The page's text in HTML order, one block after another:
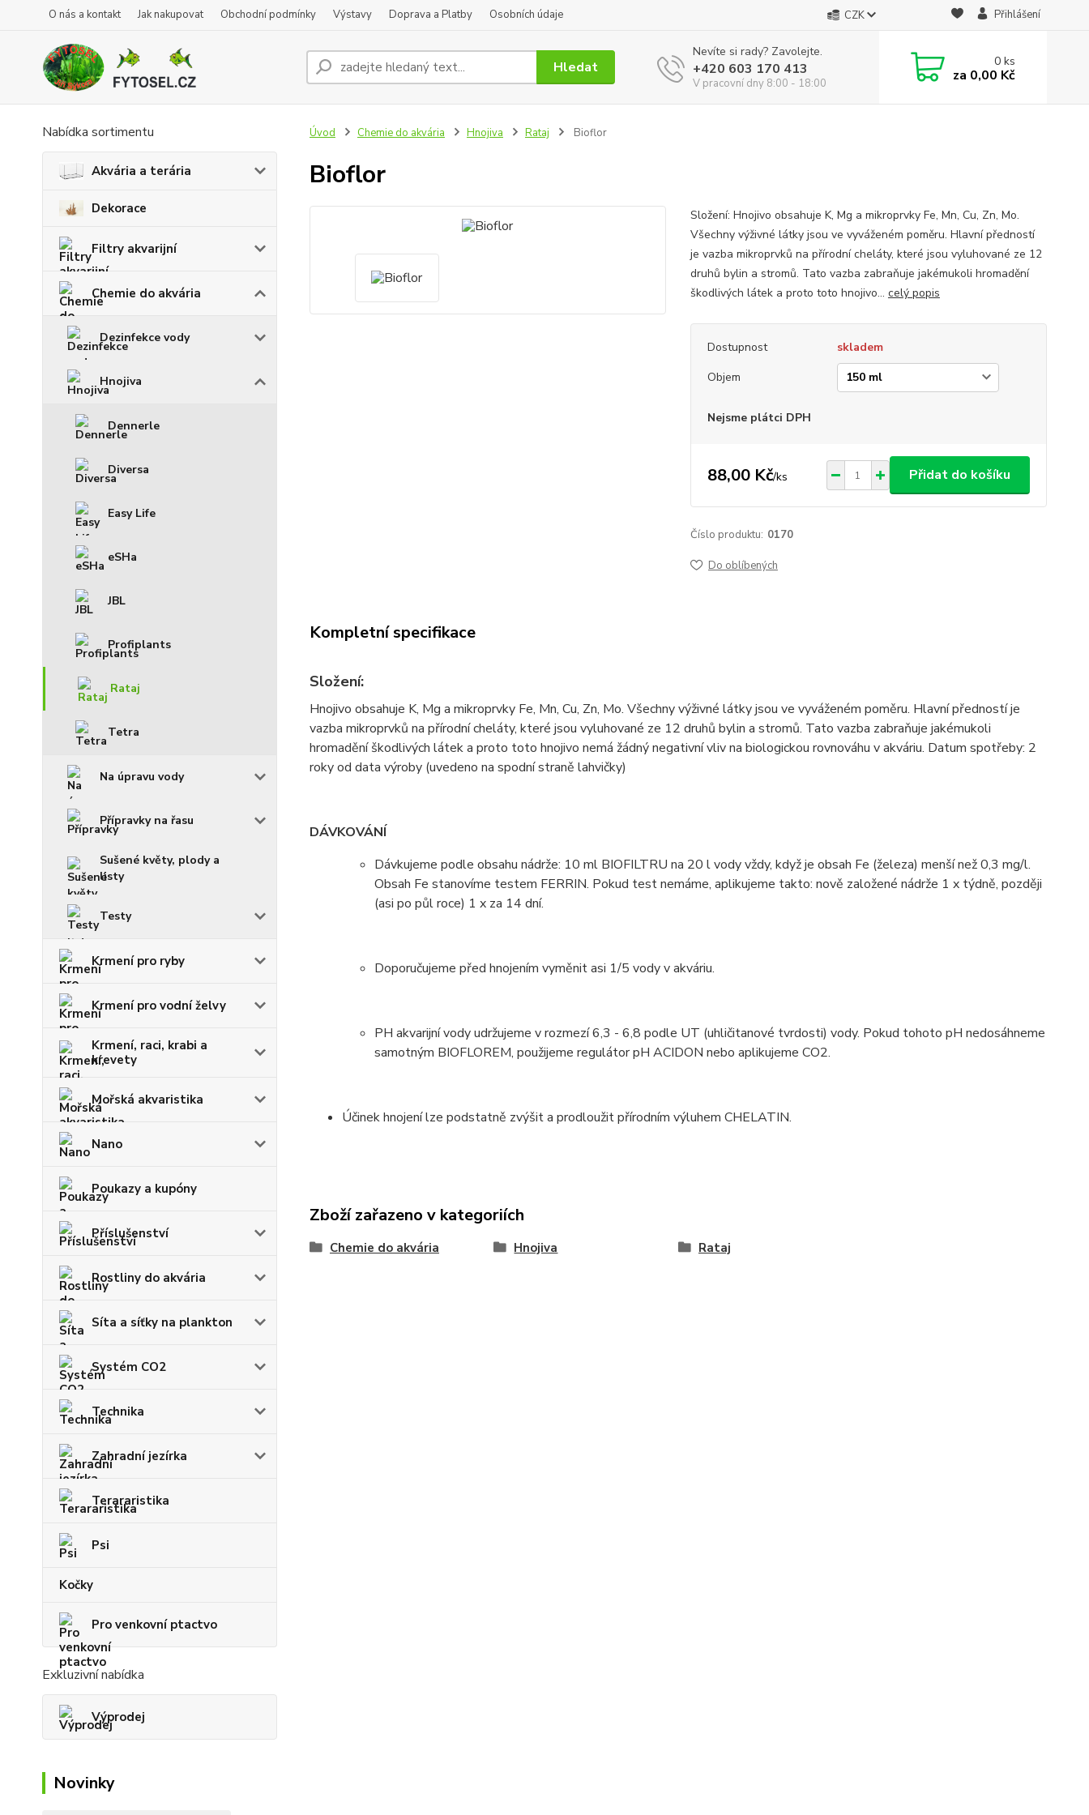
O nás a kontakt Jak nakupovat Obchodní podmínky Výstavy Doprava a Platby Osobních údaje CZK Přihlášení
Hledat
Nevíte si rady? Zavolejte.
+420 603 170 413
V pracovní dny 8:00 - 18:00
0ks
za 0,00 Kč
Nabídka sortimentu
Akvária a terária
Dekorace
Filtry akvarijní
Chemie do akvária
Dezinfekce vody
Hnojiva
Dennerle
Diversa
Easy Life
eSHa
JBL
Profiplants
Rataj
Tetra
Na úpravu vody
Přípravky na řasu
Sušené květy, plody a
listy
Testy
Krmení pro ryby
Krmení pro vodní želvy
Krmení, raci, krabi a
krevety
Mořská akvaristika
Nano
Poukazy a kupóny
Příslušenství
Rostliny do akvária
Síta a síťky na plankton
Systém CO2
Technika
Zahradní jezírka
Terararistika
Psi
Kočky
Pro venkovní ptactvo
Exkluzivní nabídka
Výprodej
Novinky
Úvod Chemie do akvária Hnojiva Rataj Bioflor
Bioflor
Složení: Hnojivo obsahuje K, Mg a mikroprvky Fe, Mn, Cu, Zn, Mo.
Všechny výživné látky jsou ve vyváženém poměru. Hlavní předností
je vazba mikroprvků na přírodní cheláty, které jsou vyluhované ze 12
druhů bylin a stromů. Tato vazba zabraňuje jakémukoli hromadění
škodlivých látek a proto toto hnojivo... celý popis
Dostupnost
skladem
Objem
Nejsme plátci DPH
88,00 Kč/ks Přidat do košíku
Číslo produktu: 0170
Do oblíbených
Kompletní specifikace
Složení:
Hnojivo obsahuje K, Mg a mikroprvky Fe, Mn, Cu, Zn, Mo. Všechny výživné látky jsou ve vyváženém poměru. Hlavní předností je
vazba mikroprvků na přírodní cheláty, které jsou vyluhované ze 12 druhů bylin a stromů. Tato vazba zabraňuje jakémukoli
hromadění škodlivých látek a proto toto hnojivo nemá žádný negativní vliv na biologickou rovnováhu v akváriu. Datum spotřeby: 2
roky od data výroby (uvedeno na spodní straně lahvičky)
DÁVKOVÁNÍ
Dávkujeme podle obsahu nádrže: 10 ml BIOFILTRU na 20 l vody vždy, když je obsah Fe (železa) menší než 0,3 mg/l.
Obsah Fe stanovíme testem FERRIN. Pokud test nemáme, aplikujeme takto: nově založené nádrže 1 x týdně, později
(asi po půl roce) 1 x za 14 dní.
Doporučujeme před hnojením vyměnit asi 1/5 vody v akváriu.
PH akvarijní vody udržujeme v rozmezí 6,3 - 6,8 podle UT (uhličitanové tvrdosti) vody. Pokud tohoto pH nedosáhneme
samotným BIOFLOREM, použijeme regulátor pH ACIDON nebo aplikujeme CO2.
Účinek hnojení lze podstatně zvýšit a prodloužit přírodním výluhem CHELATIN.
Zboží zařazeno v kategoriích
Chemie do akvária Hnojiva Rataj